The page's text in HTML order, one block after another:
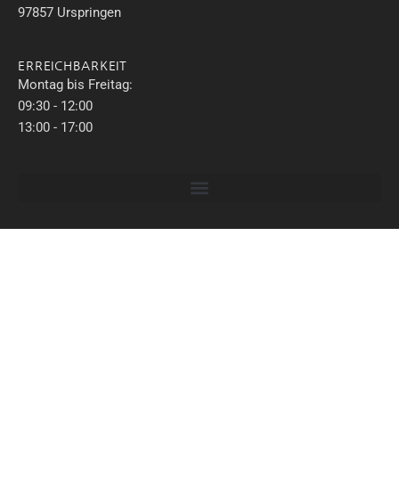
97857 Urspringen
ERREICHBARKEIT
Montag bis Freitag:
09:30 - 12:00
13:00 - 17:00